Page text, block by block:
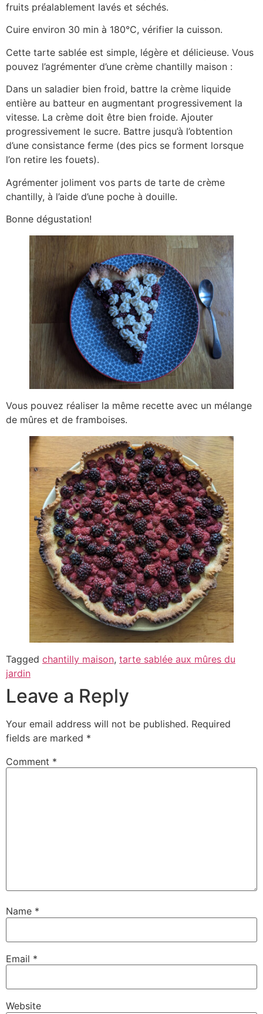
fruits préalablement lavés et séchés.
Cuire environ 30 min à 180°C, vérifier la cuisson.
Cette tarte sablée est simple, légère et délicieuse. Vous
pouvez l’agrémenter d’une crème chantilly maison :
Dans un saladier bien froid, battre la crème liquide
entière au batteur en augmentant progressivement la
vitesse. La crème doit être bien froide. Ajouter
progressivement le sucre. Battre jusqu’à l’obtention
d’une consistance ferme (des pics se forment lorsque
l’on retire les fouets).
Agrémenter joliment vos parts de tarte de crème
chantilly, à l’aide d’une poche à douille.
Bonne dégustation!
Vous pouvez réaliser la même recette avec un mélange
de mûres et de framboises.
Tagged chantilly maison, tarte sablée aux mûres du
jardin
Leave a Reply
Your email address will not be published. Required
fields are marked *
Comment *
Name *
Email *
Website